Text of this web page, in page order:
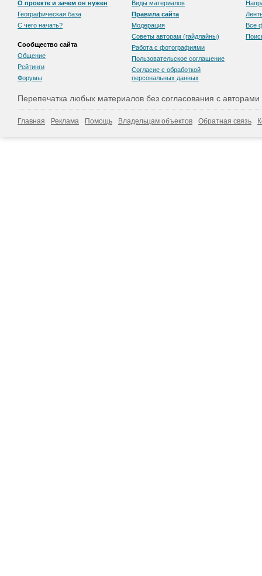
О проекте и зачем он нужен
Географическая база
С чего начать?
Сообщество сайта
Общение
Рейтинги
Форумы
Виды материалов
Правила сайта
Модерация
Советы авторам (гайдлайны)
Работа с фотографиями
Пользовательскоe соглашение
Согласие с обработкой
персональных данных
Все
Перепечатка любых материалов без согласования с
Главная Реклама Помощь Владельцам объектов Обратная связь